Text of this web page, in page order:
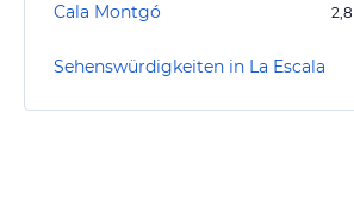
Cala Montgó 2,8
Sehenswürdigkeiten in La Escala